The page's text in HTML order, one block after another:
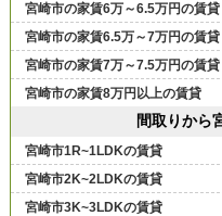
宮崎市の家賃6万～6.5万円の賃貸
宮崎市の家賃6.5万～7万円の賃貸
宮崎市の家賃7万～7.5万円の賃貸
宮崎市の家賃8万円以上の賃貸
間取りから
宮崎市1R~1LDKの賃貸
宮崎市2K~2LDKの賃貸
宮崎市3K~3LDKの賃貸